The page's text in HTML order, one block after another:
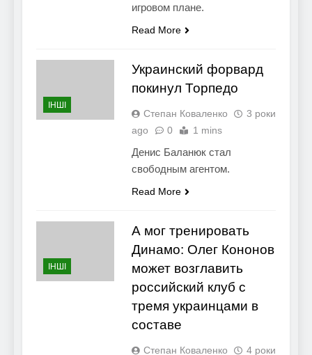
игровом плане.
Read More
ІНШІ
Украинский форвард
покинул Торпедо
Степан Коваленко
3 роки
ago
0 1 mins
Денис Баланюк стал
свободным агентом.
Read More
ІНШІ
А мог тренировать
Динамо: Олег Кононов
может возглавить
российский клуб с
тремя украинцами в
составе
Степан Коваленко
4 роки